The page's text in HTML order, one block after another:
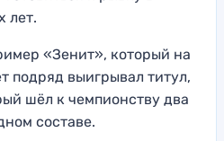
лет.
«Зенит», который на
подряд выигрывал титул,
шёл к чемпионству два
составе.